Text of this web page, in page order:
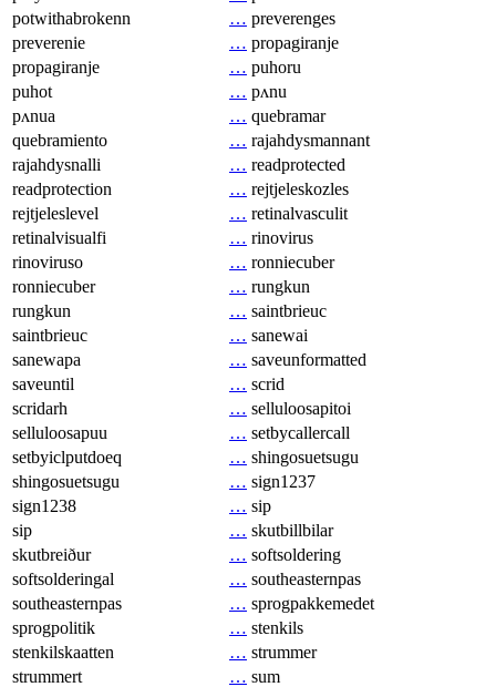
potwithabrokenn
… preverenges
preverenie
… propagiranje
propagiranje
… puhoru
puhot
… pʌnu
pʌnua
… quebramar
quebramiento
… rajahdysmannant
rajahdysnalli
… readprotected
readprotection
… rejtjeleskozles
rejtjeleslevel
… retinalvasculit
retinalvisualfi
… rinovirus
rinoviruso
… ronniecuber
ronniecuber
… rungkun
rungkun
… saintbrieuc
saintbrieuc
… sanewai
sanewapa
… saveunformatted
saveuntil
… scrid
scridarh
… selluloosapitoi
selluloosapuu
… setbycallercall
setbyiclputdoeq
… shingosuetsugu
shingosuetsugu
… sign1237
sign1238
… sip
sip
… skutbillbilar
skutbreiður
… softsoldering
softsolderingal
… southeasternpas
southeasternpas
… sprogpakkemedet
sprogpolitik
… stenkils
stenkilskaatten
… strummer
strummert
… sum